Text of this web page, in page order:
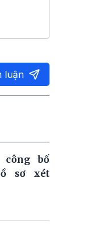
luận
công bố
sơ xét